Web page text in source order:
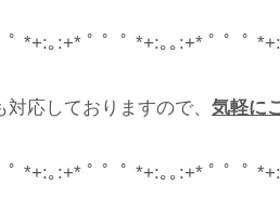
ﾟ *+:｡:+* ﾟ ゜ﾟ *+:｡｡:+* ﾟ ゜ﾟ
対応しておりますので、 気軽に
ﾟ *+:｡:+* ﾟ ゜ﾟ *+:｡｡:+* ﾟ ゜ﾟ